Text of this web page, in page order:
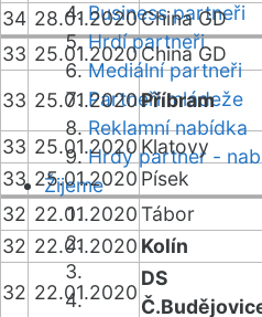
Business partneři
Hrdí partneři
Mediální partneři
Partneři mládeže
Reklamní nabídka
Hrdý partner -
Žijeme
34 28.01.2020China GD
33 25.01.2020China GD
33 25.01.2020Příbram
33 25.01.2020 Klatovy
33 25.01.2020 Písek
32 22.01.2020Tábor
32 22.01.2020 Kolín
32 22.01.2020
DS